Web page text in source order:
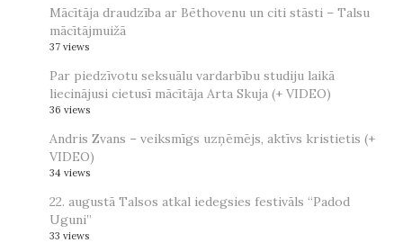
Mācītāja draudzība ar Bēthovenu un citi stāsti – Talsu
mācītājmuižā
37 views
Par piedzīvotu seksuālu vardarbību studiju laikā
liecinājusi cietusī mācītāja Arta Skuja (+ VIDEO)
36 views
Andris Zvans – veiksmīgs uzņēmējs, aktīvs kristietis (+
VIDEO)
34 views
22. augustā Talsos atkal iedegsies festivāls “Padod
Uguni”
33 views